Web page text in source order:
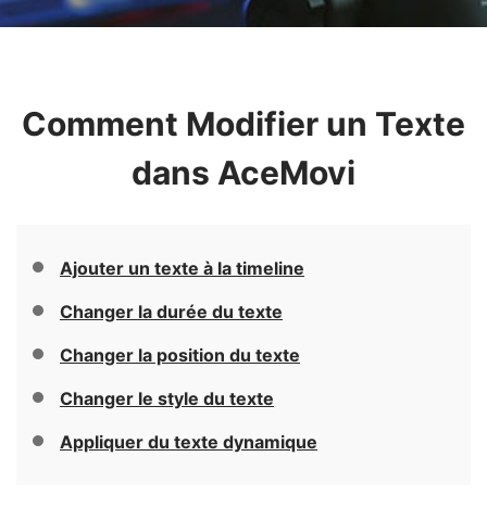
Comment Modifier un Texte
dans AceMovi
Ajouter un texte à la timeline
Changer la durée du texte
Changer la position du texte
Changer le style du texte
Appliquer du texte dynamique